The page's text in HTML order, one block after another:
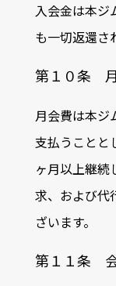
入会金は本ジ
も一切返還さ
第１０条
月会費は本ジ
支払うことと
ヶ月以上継続
求、および代
ざいます。
第１１条